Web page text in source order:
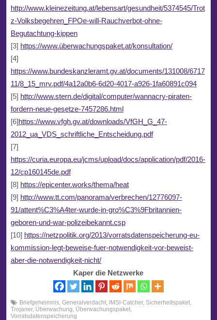
http://www.kleinezeitung.at/lebensart/gesundheit/5374545/Trot
z-Volksbegehren_FPOe-will-Rauchverbot-ohne-
Begutachtung-kippen
[3] https://www.überwachungspaket.at/konsultation/
[4]
https://www.bundeskanzleramt.gv.at/documents/131008/6717
11/8_15_mrv.pdf/4a12a0b6-6d20-4017-a926-1fa60891c094
[5] http://www.stern.de/digital/computer/wannacry-piraten-
fordern-neue-gesetze-7457286.html
[6]https://www.vfgh.gv.at/downloads/VfGH_G_47-
2012_ua_VDS_schriftliche_Entscheidung.pdf
[7]
https://curia.europa.eu/jcms/upload/docs/application/pdf/2016-
12/cp160145de.pdf
[8] https://epicenter.works/thema/heat
[9] http://www.tt.com/panorama/verbrechen/12776097-
91/attent%C3%A4ter-wurde-in-gro%C3%9Fbritannien-
geboren-und-war-polizeibekannt.csp
[10] https://netzpolitik.org/2013/vorratsdatenspeicherung-eu-
kommission-legt-beweise-fuer-notwendigkeit-vor-beweist-
aber-die-notwendigkeit-nicht/
Kaper die Netzwerke
Briefgeheimnis, Generalverdacht, IMSI-Catcher, Sicherheitspaket,
Trojaner, Überwachung Überwachungspaket,
Vorratsdatenspeicherung